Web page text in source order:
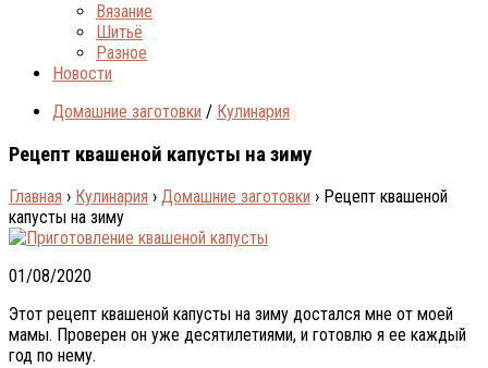
Вязание
Шитьё
Разное
Новости
Домашние заготовки / Кулинария
Рецепт квашеной капусты на зиму
Главная › Кулинария › Домашние заготовки › Рецепт квашеной
капусты на зиму
01/08/2020
Этот рецепт квашеной капусты на зиму достался мне от моей
мамы. Проверен он уже десятилетиями, и готовлю я ее каждый
год по нему.